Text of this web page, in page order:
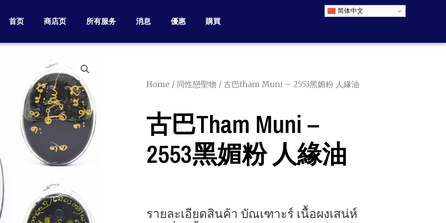
首页 商店页 所有服务 消息 優惠 購買
简体中文
Home / 同性戀聖物 / 古巴tham Muni – 2553黑媚粉 人緣油
古巴tham Muni –
2553黑媚粉 人緣油
รายละเอียดสินค้า บัณเฑาะร์ เนื้อผงเสน่ห์